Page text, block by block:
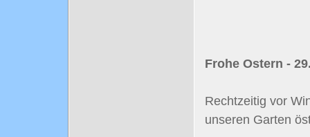
Frohe Ostern -
Rechtzeitig vor
unseren Garten